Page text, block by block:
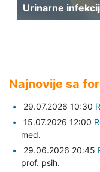
Urinarne
Najnovije sa
29.07.2026 10:30
15.07.2026 12:00
med.
29.06.2026 20:45
prof. psih.